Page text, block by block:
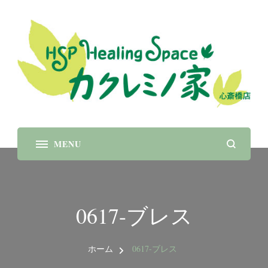
レス
大阪心斎橋 瞑想 呼吸 癒し パワーストーンブレス
レット
0617-ブレス
ホーム 0617-ブレス